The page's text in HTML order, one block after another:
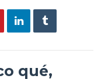
qué,